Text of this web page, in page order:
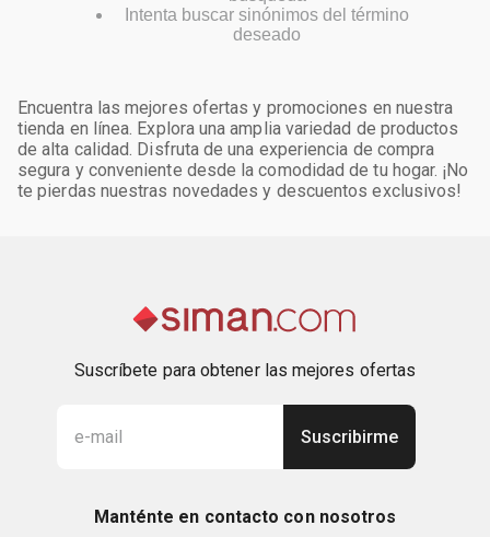
Intenta buscar sinónimos del término
deseado
Encuentra las mejores ofertas y promociones en nuestra
tienda en línea. Explora una amplia variedad de productos
de alta calidad. Disfruta de una experiencia de compra
segura y conveniente desde la comodidad de tu hogar. ¡No
te pierdas nuestras novedades y descuentos exclusivos!
Suscríbete para obtener las mejores ofertas
Suscribirme
Manténte en contacto con nosotros